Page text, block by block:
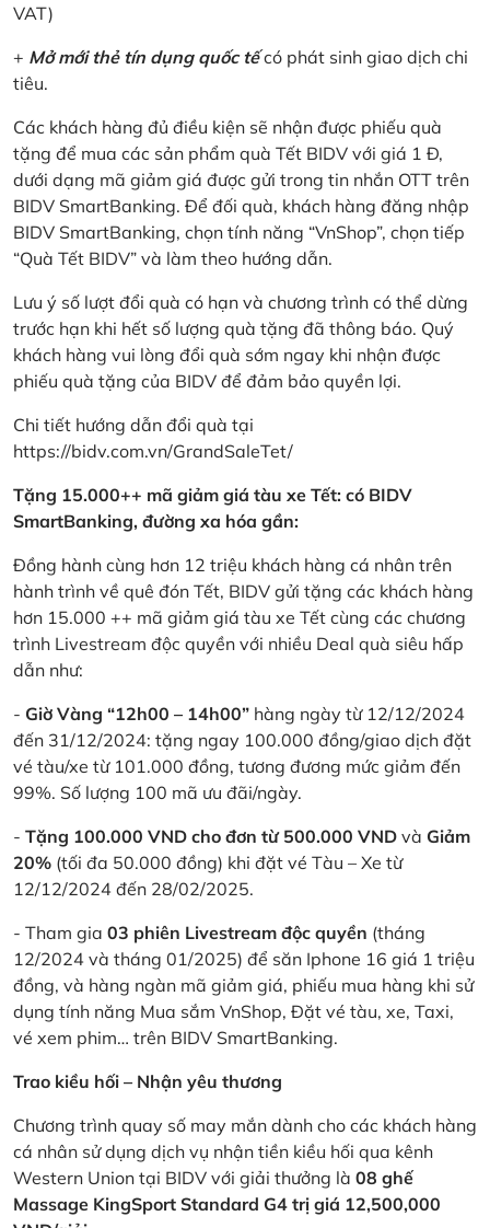
VAT)
+ Mở mới thẻ tín dụng quốc tếcó phát sinh giao dịch chi
tiêu.
Các khách hàng đủ điều kiện sẽ nhận được phiếu quà
tặng để mua các sản phẩm quà Tết BIDV với giá 1 Đ,
dưới dạng mã giảm giá được gửi trong tin nhắn OTT trên
BIDV SmartBanking. Để đối quà, khách hàng đăng nhập
BIDV SmartBanking, chọn tính năng “VnShop”, chọn tiếp
“Quà Tết BIDV” và làm theo hướng dẫn.
Lưu ý số lượt đổi quà có hạn và chương trình có thể dừng
trước hạn khi hết số lượng quà tặng đã thông báo. Quý
khách hàng vui lòng đổi quà sớm ngay khi nhận được
phiếu quà tặng của BIDV để đảm bảo quyền lợi.
Chi tiết hướng dẫn đổi quà tại
https://bidv.com.vn/GrandSaleTet/
Tặng 15.000++ mã giảm giá tàu xe Tết: có BIDV
SmartBanking, đường xa hóa gần:
Đồng hành cùng hơn 12 triệu khách hàng cá nhân trên
hành trình về quê đón Tết, BIDV gửi tặng các khách hàng
hơn 15.000 ++ mã giảm giá tàu xe Tết cùng các chương
trình Livestream độc quyền với nhiều Deal quà siêu hấp
dẫn như:
- Giờ Vàng “12h00 – 14h00” hàng ngày từ 12/12/2024
đến 31/12/2024: tặng ngay 100.000 đồng/giao dịch đặt
vé tàu/xe từ 101.000 đồng, tương đương mức giảm đến
99%. Số lượng 100 mã ưu đãi/ngày.
- Tặng 100.000 VND cho đơn từ 500.000 VND và Giảm
20% (tối đa 50.000 đồng) khi đặt vé Tàu – Xe từ
12/12/2024 đến 28/02/2025.
- Tham gia 03 phiên Livestream độc quyền (tháng
12/2024 và tháng 01/2025) để săn Iphone 16 giá 1 triệu
đồng, và hàng ngàn mã giảm giá, phiếu mua hàng khi sử
dụng tính năng Mua sắm VnShop, Đặt vé tàu, xe, Taxi,
vé xem phim… trên BIDV SmartBanking.
Trao kiều hối – Nhận yêu thương
Chương trình quay số may mắn dành cho các khách hàng
cá nhân sử dụng dịch vụ nhận tiền kiều hối qua kênh
Western Union tại BIDV với giải thưởng là 08 ghế
Massage KingSport Standard G4 trị giá 12,500,000